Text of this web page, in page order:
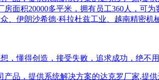
，懂得创造，接受失败，追求成功，绝不